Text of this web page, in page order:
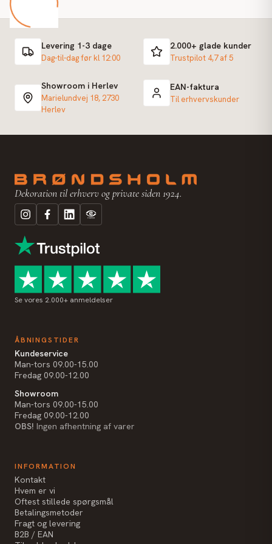
Levering 1-3 dage
Dag-til-dag før kl 12:00
2.000+ glade kunder
Trustpilot 4,7 af 5
Showroom i Herlev
Marielundvej 18, 2730
Herlev
EAN-faktura
Til erhvervskunder
Dekoration til erhverv og private siden 1924.
Se vores 2.000+ anmeldelser
ÅBNINGSTIDER
Kundeservice
Man-tors 09.00-15.00
Fredag 09.00-12.00
Showroom
Man-tors 09.00-15.00
Fredag 09.00-12.00
OBS! Ingen afhentning af varer
INFORMATION
Kontakt
Hvem er vi
Oftest stillede spørgsmål
Betalingsmetoder
Fragt og levering
B2B / EAN